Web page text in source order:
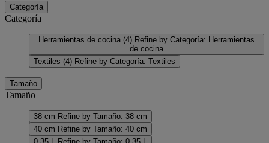
Categoría
Categoría
Herramientas de cocina (4) Refine by Categoría: Herramientas
de cocina
Textiles (4) Refine by Categoría: Textiles
Tamaño
Tamaño
38 cm Refine by Tamaño: 38 cm
40 cm Refine by Tamaño: 40 cm